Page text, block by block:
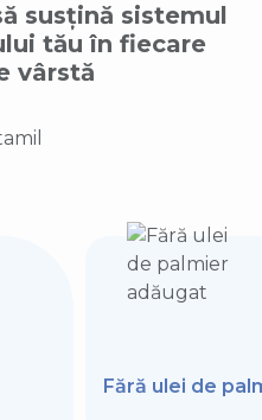
susțină sistemul
tău în fiecare
vârstă
Fără ulei de